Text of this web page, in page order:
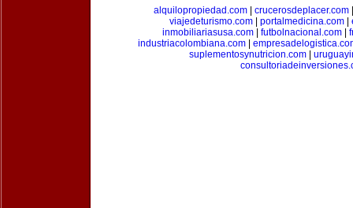
alquilopropiedad.com| crucerosdeplacer.com
viajedeturismo.com
portalmedicina.com
inmobiliariasusa.com| futbolnacional.com|
industriacolombiana.com|
suplementosynutricion.com